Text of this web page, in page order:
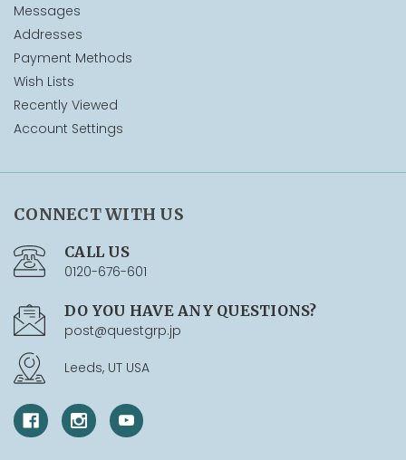
Messages
Addresses
Payment Methods
Wish Lists
Recently Viewed
Account Settings
CONNECT WITH US
CALL US
0120-676-601
DO YOU HAVE ANY QUESTIONS?
post@questgrp.jp
Leeds, UT USA